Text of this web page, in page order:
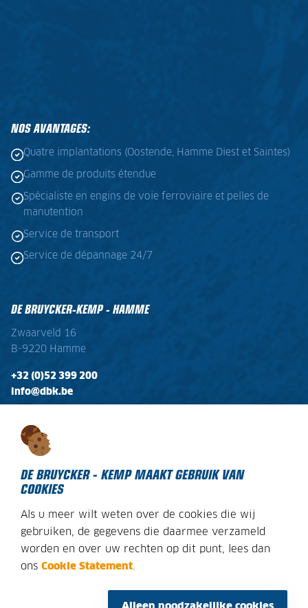
DE BRUYCKER - KEMP MAAKT GEBRUIK VAN
COOKIES
Als u meer wilt weten over de cookies die wij
gebruiken, de gegevens die daarmee verzameld
worden en over uw rechten op dit punt, lees dan
ons Cookie Statement
NOS AVANTAGES:
Quatre implantations (Oostende, Hamme Diest et Saintes)
Gamme de produits étendue
Spécialiste en engins de voie ferroviaire et pelles de
manutention
Service de transport
Service de dépannage 24/7
DE BRUYCKER-KEMP - HAMME
Zwaarveld 16
B-9220 Hamme
+32 (0)52 399 200
info@dbk.be
Ma - Vr:
DECLARATION SUR LES COOKIES
AVIS JURIDIQUE